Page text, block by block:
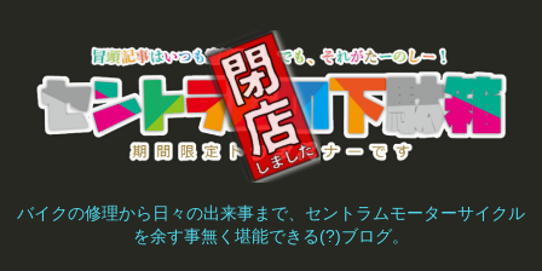
バイクの修理から日々の出来事まで、セントラムモーターサイクル
を余す事無く堪能できる(?)ブログ。